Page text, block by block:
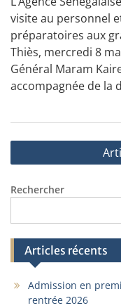
visite au personnel
préparatoires aux
Thiès, mercredi 8
Général Maram
accompagnée de la
Navigation
des
articles
Rechercher
Articles récents
Admission en
rentrée 2026